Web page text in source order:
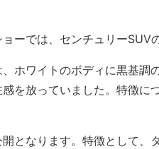
ーでは、センチュリーSUV
ホワイトのボディに黒基調
を放っていました。特徴に
開となります。特徴として